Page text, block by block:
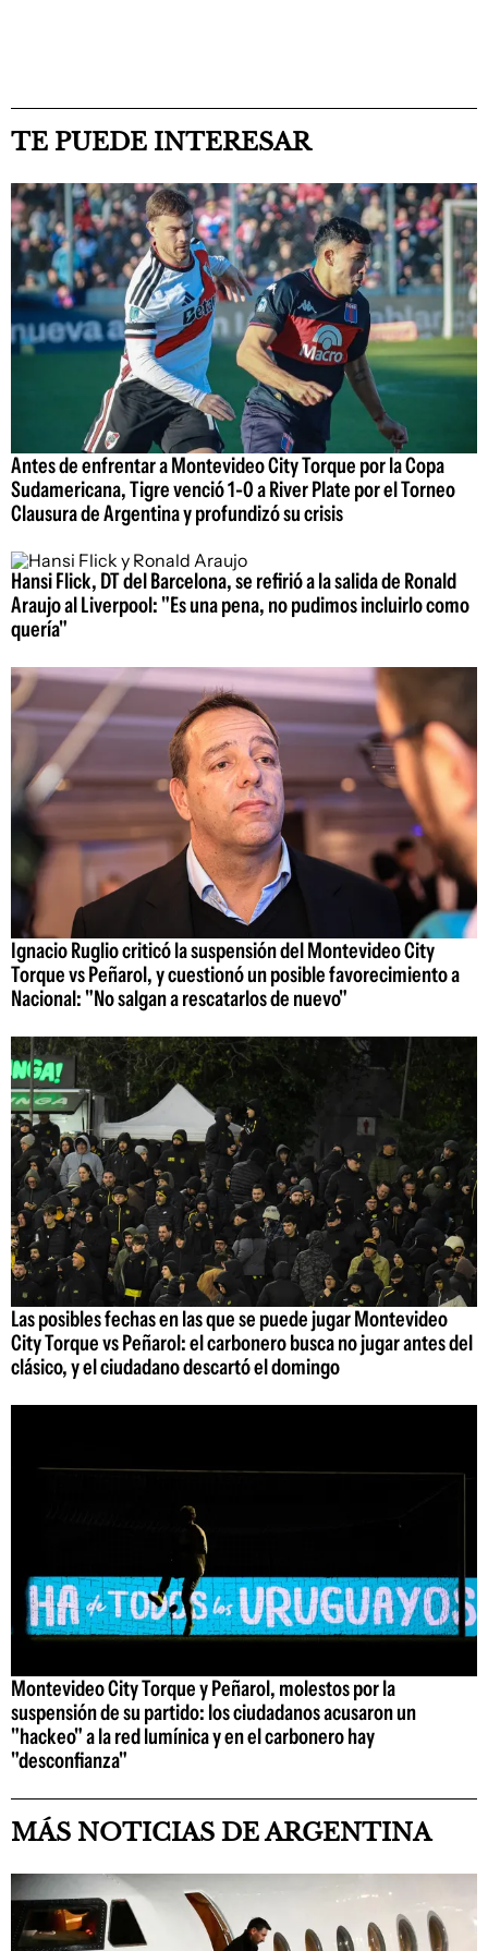
TE PUEDE INTERESAR
Antes de enfrentar a Montevideo City Torque por la Copa
Sudamericana, Tigre venció 1-0 a River Plate por el Torneo
Clausura de Argentina y profundizó su crisis
Hansi Flick, DT del Barcelona, se refirió a la salida de Ronald
Araujo al Liverpool: "Es una pena, no pudimos incluirlo como
quería"
Ignacio Ruglio criticó la suspensión del Montevideo City
Torque vs Peñarol, y cuestionó un posible favorecimiento a
Nacional: "No salgan a rescatarlos de nuevo"
Las posibles fechas en las que se puede jugar Montevideo
City Torque vs Peñarol: el carbonero busca no jugar antes del
clásico, y el ciudadano descartó el domingo
Montevideo City Torque y Peñarol, molestos por la
suspensión de su partido: los ciudadanos acusaron un
"hackeo" a la red lumínica y en el carbonero hay
"desconfianza"
MÁS NOTICIAS DE ARGENTINA